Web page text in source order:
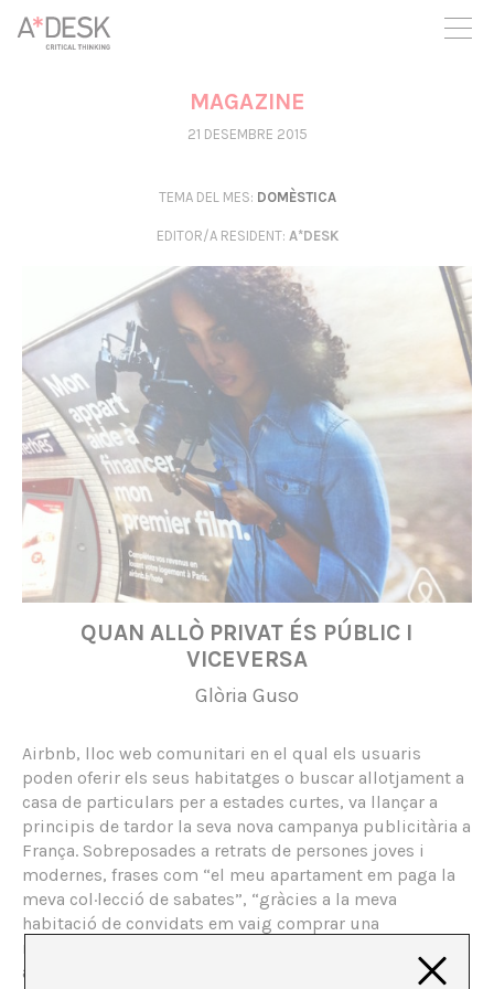
seguim necessitant-te per a poder seguir endavant. Ara pots
participar del projecte i recolzar-lo.
MAGAZINE
21 DESEMBRE 2015
TEMA DEL MES: DOMÈSTICA
EDITOR/A RESIDENT: A*DESK
QUAN ALLÒ PRIVAT ÉS PÚBLIC I
VICEVERSA
Glòria Guso
Airbnb, lloc web comunitari en el qual els usuaris
poden oferir els seus habitatges o buscar allotjament a
casa de particulars per a estades curtes, va llançar a
principis de tardor la seva nova campanya publicitària a
França. Sobreposades a retrats de persones joves i
modernes, frases com “el meu apartament em paga la
meva col·lecció de sabates”, “gràcies a la meva
habitació de convidats em vaig comprar una
motocicleta vintage” o fins i tot “el meu pis em va
ajudar a finançar el meu start-up” anuncien els